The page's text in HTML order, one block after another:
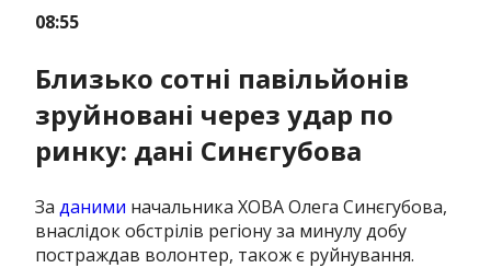
08:55
Близько сотні павільйонів
зруйновані через удар по
ринку: дані Синєгубова
Заданими начальника ХОВА Олега Синєгубова,
внаслідок обстрілів регіону за минулу добу
постраждав волонтер, також є руйнування.